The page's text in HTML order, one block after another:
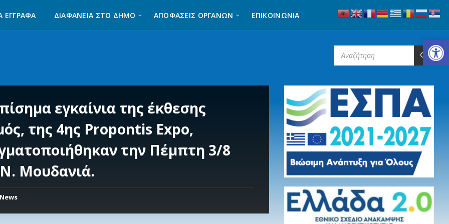
Ανοίξτε τη γραμμή εργαλείων
ΈΓΓΡΑΦΑ ΔΙΑΦΆΝΕΙΑ ΣΤΟ ΔΉΜΟ ΑΠΟΦΑΣΕΙΣ ΟΡΓΑΝΩΝ ΕΠΙΚΟΙΝΩΝΊΑ
εγκαίνια της έκθεσης
της 4ης Propontis Expo,
την Πέμπτη 3/8
Μουδανιά.
News